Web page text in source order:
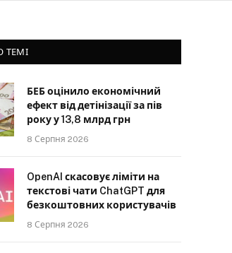
ТЕМІ
БЕБ оцінило економічний
ефект від детінізації за пів
року у 13,8 млрд грн
8 Серпня 2026
OpenAI скасовує ліміти на
текстові чати ChatGPT для
безкоштовних користувачів
8 Серпня 2026